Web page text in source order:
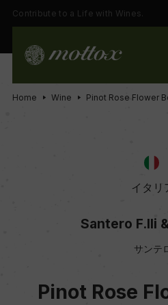
Contribute to a Life with Wines.
Home Wine Pinot Rose Flower
イタリ
Santero F.lli
サンテ
Pinot Rose